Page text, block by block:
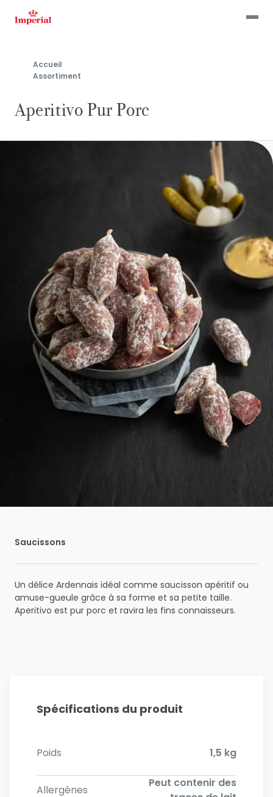
Accueil
Assortiment
Aperitivo Pur Porc
Saucissons
Un délice Ardennais idéal comme saucisson apéritif ou
amuse-gueule grâce à sa forme et sa petite taille.
Aperitivo est pur porc et ravira les fins connaisseurs.
Spécifications du produit
Poids 1,5 kg
Allergènes
Peut contenir des